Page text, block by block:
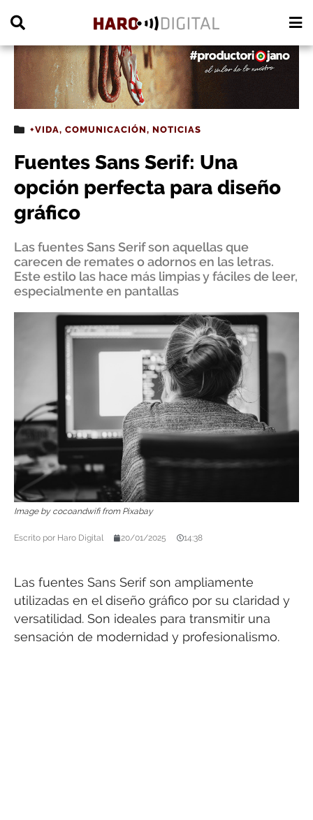
+VIDA, COMUNICACIÓN, NOTICIAS
Fuentes Sans Serif: Una
opción perfecta para diseño
gráfico
Las fuentes Sans Serif son aquellas que
carecen de remates o adornos en las letras.
Este estilo las hace más limpias y fáciles de leer,
especialmente en pantallas
Image by cocoandwifi from Pixabay
Escrito por Haro Digital 20/01/2025 14:38
Las fuentes Sans Serif son ampliamente
utilizadas en el diseño gráfico por su claridad y
versatilidad. Son ideales para transmitir una
sensación de modernidad y profesionalismo.